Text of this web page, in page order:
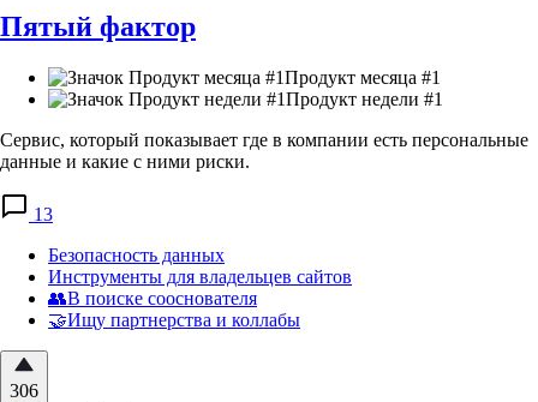
Пятый фактор
Продукт месяца #1
Продукт недели #1
Сервис, который показывает где в компании есть персональные
данные и какие с ними риски.
13
Безопасность данных
Инструменты для владельцев сайтов
👥В поиске сооснователя
🤝Ищу партнерства и коллабы
306